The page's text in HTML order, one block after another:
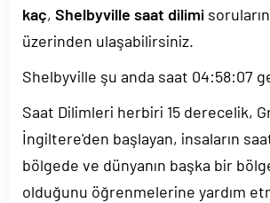
kaç, Shelbyville saat dilimi
üzerinden ulaşabilirsiniz.
Shelbyville şu anda saat 04:58:07
Saat Dilimleri herbiri 15 derecelik,
İngiltere'den başlayan, insaların
bölgede ve dünyanın başka bir
olduğunu öğrenmelerine yardım